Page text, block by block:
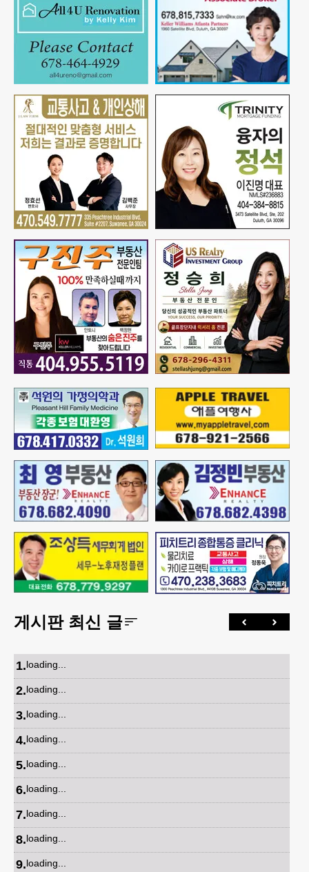
게시판 최신 글
1.loading...
2.loading...
3.loading...
4.loading...
5.loading...
6.loading...
7.loading...
8.loading...
9.loading...